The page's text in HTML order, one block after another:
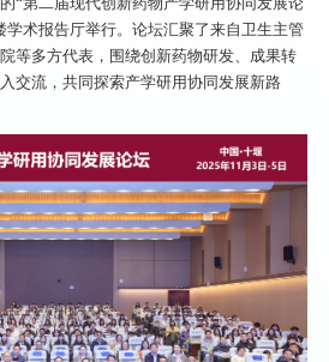
学术报告厅举行。论坛汇聚了来自卫生主管
等多方代表，围绕创新药物研发、成果转
交流，共同探索产学研用协同发展新路